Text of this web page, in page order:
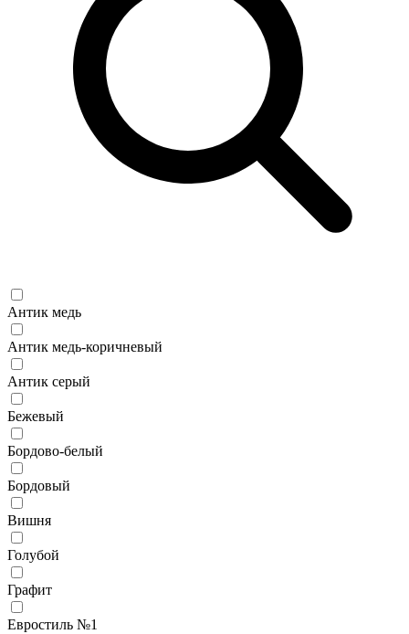
Антик медь
Антик медь-коричневый
Антик серый
Бежевый
Бордово-белый
Бордовый
Вишня
Голубой
Графит
Евростиль №1